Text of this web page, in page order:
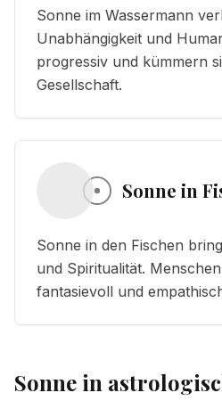
Sonne im Wassermann
Unabhängigkeit und
progressiv und kümmern
Gesellschaft.
Sonne in
Sonne in den Fischen
und Spiritualität.
fantasievoll und
Sonne in